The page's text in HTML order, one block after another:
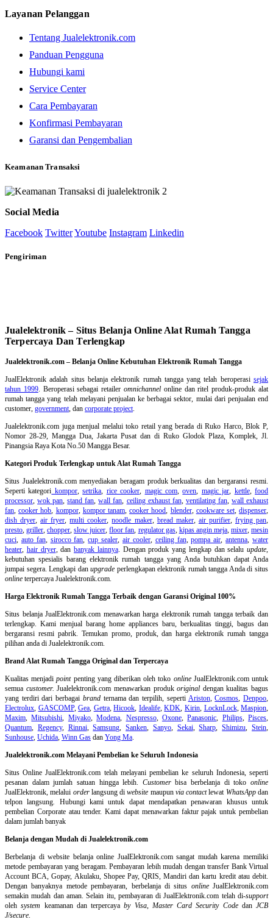
Layanan Pelanggan
Tentang Jualelektronik.com
Panduan Pengguna
Hubungi kami
Service Center
Cara Pembayaran
Konfirmasi Pembayaran
Garansi dan Pengembalian
Keamanan Transaksi
Social Media
Facebook TwitterYoutube Instagram Linkedin
Pengiriman
Jualelektronik – Situs Belanja Online Alat Rumah Tangga
Terpercaya Dan Terlengkap
Jualelektronik.com – Belanja Online Kebutuhan Elektronik Rumah Tangga
JualElektronik adalah situs belanja elektronik rumah tanggayang telah beroperasisejak
tahun 1999. Beroperasi sebagai retaileromnichannel online dan ritel produk-produk alat
rumah tangga yang telah melayani penjualan ke berbagai sektor, mulai dari penjualan end
customer, government, dan corporate project.
Jualelektronik.com juga menjual melalui toko retail yang berada di Ruko Harco, Blok P,
Nomor 28-29, Mangga Dua, Jakarta Pusat dan di Ruko Glodok Plaza, Komplek, Jl.
Pinangsia Raya Kota No.50 Mangga Besar.
Kategori Produk Terlengkap untuk Alat Rumah Tangga
Situs Jualelektronik.com menyediakan beragam produk berkualitas dan bergaransi resmi.
Seperti kategori kompor,setrika, rice cooker, magic com,oven, magic jar, kettle,food
processor,wok pan,stand fan,wall fan, ceiling exhaust fan, ventilating fan, wall exhaust
fan,cooker hob, kompor, kompor tanam,cooker hood, blender, cookware set,dispenser,
dish dryer,air fryer,multi cooker,noodle maker, bread maker, air purifier, frying pan,
presto,griller,chopper,slow juicer,floor fan, regulator gas, kipas angin meja, mixer,mesin
cuci, auto fan, sirocco fan,cup sealer,air cooler, ceiling fan,pompa air,antenna,water
heater, hair dryer, dan banyak lainnya. Dengan produk yang lengkap dan selalu update,
kebutuhan spesialis barang elektronik rumah tangga yang Anda butuhkan dapat Anda
jumpai segera. Lengkapi danupgrade perlengkapan elektronik rumah tangga Anda di situs
online terpercaya Jualelektronik.com.
Harga Elektronik Rumah Tangga Terbaik dengan Garansi Original 100%
Situs belanjaJualElektronik.com menawarkan harga elektronik rumah tangga terbaik dan
terlengkap. Kami menjual barang home appliances baru, berkualitas tinggi, bagus dan
bergaransi resmi pabrik. Temukan promo, produk, dan harga elektronik rumah tangga
pilihan anda di Jualelektronik.com.
Brand Alat Rumah Tangga Original dan Terpercaya
Kualitas menjadipointpenting yang diberikan oleh toko onlineJualElektronik.com untuk
semua customer. Jualelektronik.com menawarkan produkoriginal dengan kualitas bagus
yang terdiri dari berbagai brandternama dan terpilih, seperti Ariston,Cosmos,Denpoo,
Electrolux, GASCOMP,Gea, Getra,Hicook, Idealife,KDK, Kirin, LocknLock,Maspion,
Maxim,Mitsubishi, Miyako,Modena, Nespresso, Oxone,Panasonic, Philips, Pisces,
Quantum, Regency, Rinnai,Samsung,Sanken, Sanyo, Sekai,Sharp,Shimizu,Stein,
Sunhouse, Uchida, Winn Gas dan Yong Ma.
Jualelektronik.com Melayani Pembelian ke Seluruh Indonesia
Situs Online JualElektronik.com telah melayani pembelian ke seluruh Indonesia, seperti
pesanan dalam jumlah satuan hingga lebih. Customerbisa berbelanja di tokoonline
JualElektronik, melalui orderlangsung diwebsite maupun via contactlewat WhatsAppdan
telpon langsung. Hubungi kami untuk dapat mendapatkan penawaran khusus untuk
pembelian Corporate atau tender. Kami dapat menawarkan faktur pajak untuk pembelian
dalam jumlah banyak
Belanja dengan Mudah di Jualelektronik.com
Berbelanja diwebsite belanja online JualElektronik.com sangat mudah karena memiliki
metode pembayaran yang beragam. Pembayaran lebih mudah dengan transfer Bank Virtual
Account BCA, Gopay, Akulaku, Shopee Pay, QRIS, Mandiri dan kartu kredit atau debit.
Dengan banyaknya metode pembayaran, berbelanja di situs onlineJualElektronik.com
semakin mudah dan aman. Selain itu, pembayaran di JualElektronik.com telah di-support
olehsystem keamanan dan terpercayaby Visa, Master Card Security Codedan JCB
J/secure.